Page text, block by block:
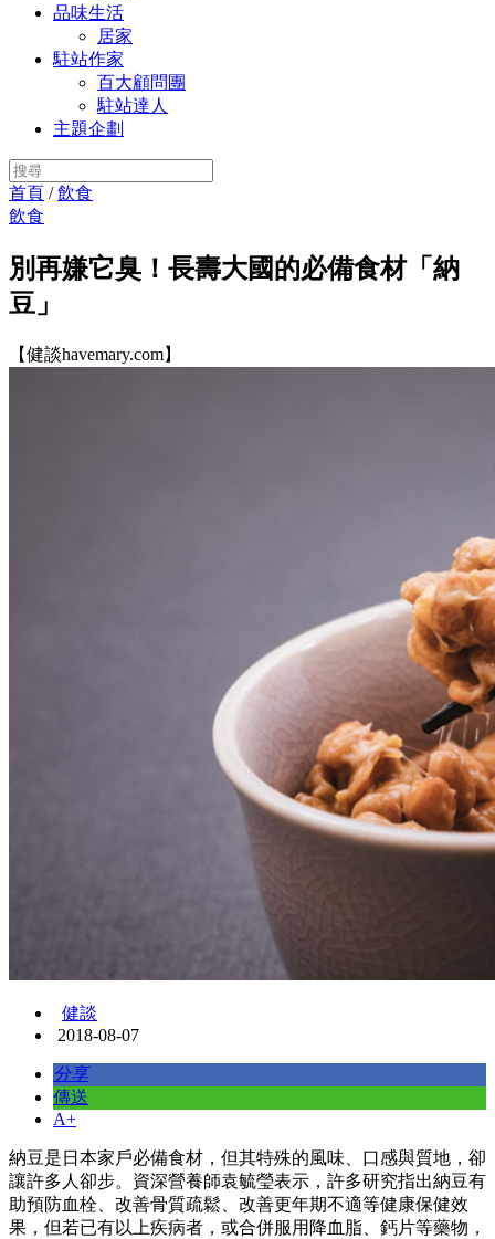
品味生活
居家
駐站作家
百大顧問團
駐站達人
主題企劃
首頁 /飲食
飲食
別再嫌它臭！長壽大國的必備食材「納
豆」
【健談havemary.com】
健談
2018-08-07
分享
傳送
A+
納豆是日本家戶必備食材，但其特殊的風味、口感與質地，卻
讓許多人卻步。資深營養師袁毓瑩表示，許多研究指出納豆有
助預防血栓、改善骨質疏鬆、改善更年期不適等健康保健效
果，但若已有以上疾病者，或合併服用降血脂、鈣片等藥物，